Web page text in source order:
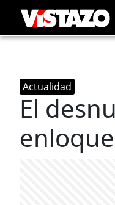
Actualidad
El